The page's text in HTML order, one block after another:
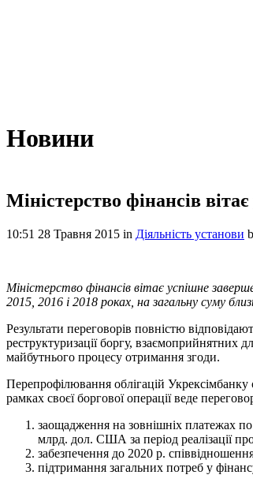
Новини
Міністерство фінансів
10:51 28 Травня 2015 in Діяльність установи
Міністерство фінансів вітає успішне
2015, 2016 і 2018 роках, на загальну суму
Результати переговорів повністю
реструктуризації боргу, взаємоприйнятних
майбутнього процесу отримання згоди.
Перепрофілювання облігацій
рамках своєї боргової операції веде
заощадження на зовнішніх платежах
млрд. дол. США за період реалізації
забезпечення до 2020 р.
підтримання загальних потреб у